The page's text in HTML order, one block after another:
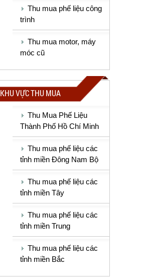
Thu mua phế liệu công
trình
Thu mua motor, máy
móc cũ
KHU VỰC THU MUA
Thu Mua Phế Liệu
Thành Phố Hồ Chí Minh
Thu mua phế liệu các
tỉnh miền Đông Nam Bộ
Thu mua phế liệu các
tỉnh miền Tây
Thu mua phế liệu các
tỉnh miền Trung
Thu mua phế liệu các
tỉnh miền Bắc